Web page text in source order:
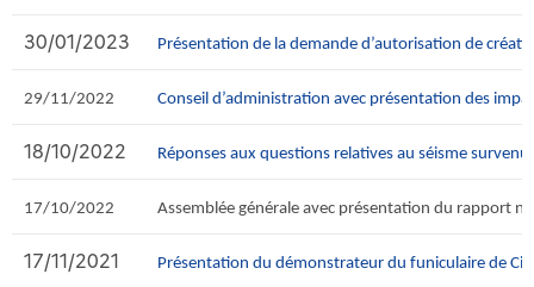
30/01/2023 Présentation de la demande d’autorisation de
29/11/2022 Conseil d’administration avec présentation des
18/10/2022 Réponses aux questions relatives au séisme
17/10/2022 Assemblée générale avec présentation du rapport
17/11/2021 Présentation du démonstrateur du funiculaire de